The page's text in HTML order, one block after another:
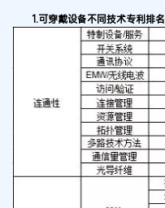
1.可穿戴设备不同技术专利排名